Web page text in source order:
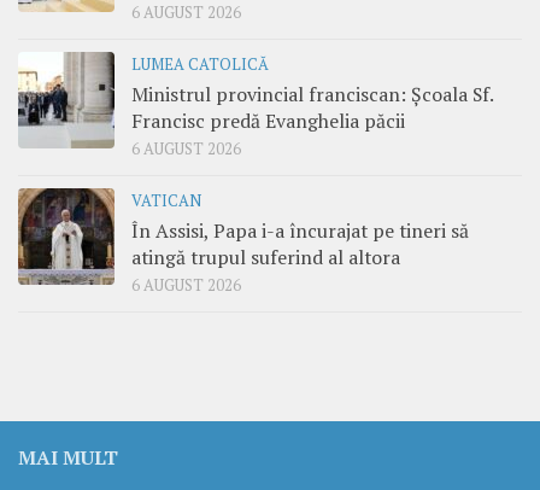
6 AUGUST 2026
LUMEA CATOLICĂ
Ministrul provincial franciscan: Școala Sf.
Francisc predă Evanghelia păcii
6 AUGUST 2026
VATICAN
În Assisi, Papa i-a încurajat pe tineri să
atingă trupul suferind al altora
6 AUGUST 2026
MAI MULT